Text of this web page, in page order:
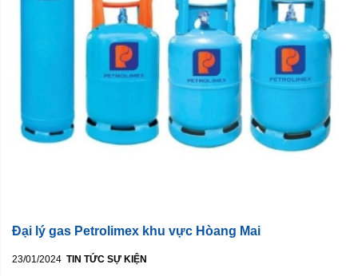
Đại lý gas Petrolimex khu vực Hòang Mai
23/01/2024 TIN TỨC SỰ KIỆN